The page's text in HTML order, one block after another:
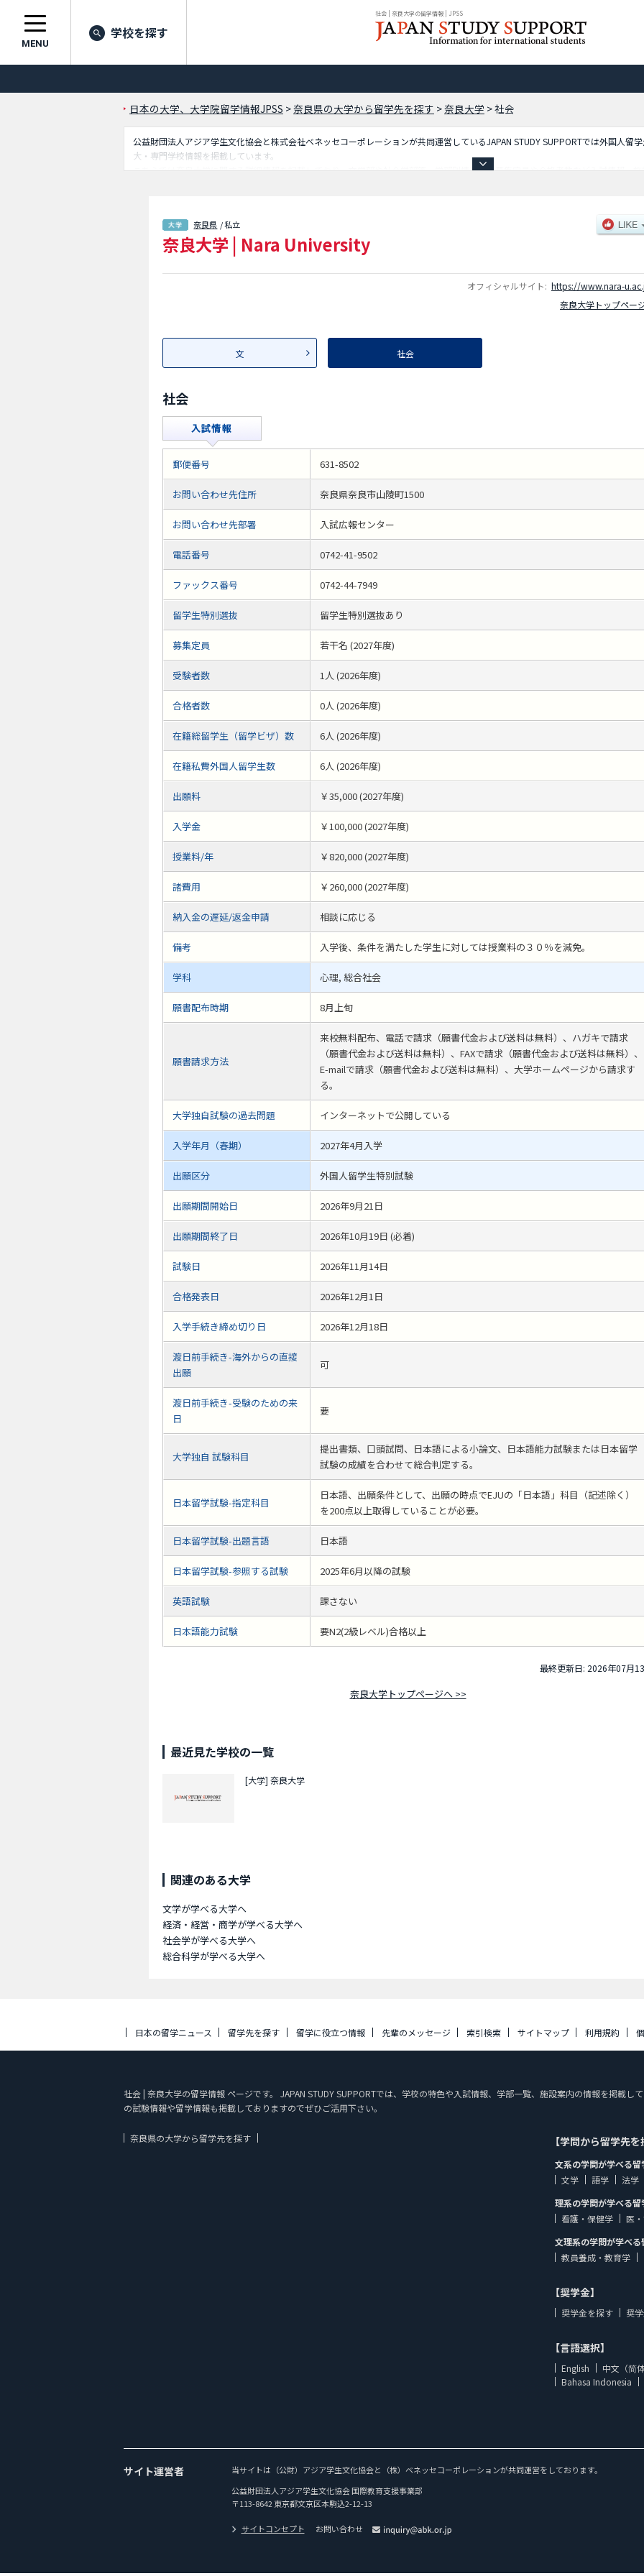
社会 | 奈良大学の留学情報 | JPSS
MENU
学校を探す
日本の大学、大学院留学情報JPSS >奈良県の大学から留学先を探す >奈良大学 >社会
公益財団法人アジア学生文化協会と株式会社ベネッセコーポレーションが共同運営しているJAPAN STUDY SUPPORTでは外国人留
大・専門学校情報を掲載しています。
こちらでは奈良大学に関する詳細情報を記載しており、文学部や社会学部等、学部別情報や、募集定員や合格者数など入試情報、
奈良県 / 私立
奈良大学 | Nara University
オフィシャルサイト: https://www.nara-
奈良大学トップペー
文 社会
社会
郵便番号 631-8502
お問い合わせ先住所 奈良県奈良市山陵町1500
お問い合わせ先部署 入試広報センター
電話番号 0742-41-9502
ファックス番号 0742-44-7949
留学生特別選抜 留学生特別選抜あり
募集定員 若干名 (2027年度)
受験者数 1人 (2026年度)
合格者数 0人 (2026年度)
在籍総留学生（留学ビザ）数 6人 (2026年度)
在籍私費外国人留学生数 6人 (2026年度)
出願料 ￥35,000 (2027年度)
入学金 ￥100,000 (2027年度)
授業料/年 ￥820,000 (2027年度)
諸費用 ￥260,000 (2027年度)
納入金の遅延/返金申請 相談に応じる
備考 入学後、条件を満たした学生に対しては授業料の３０％を減免。
学科 心理, 総合社会
願書配布時期 8月上旬
願書請求方法
来校無料配布、電話で請求（願書代金および送料は無料）、ハガキで請求
（願書代金および送料は無料）、FAXで請求（願書代金および送料は無料）、
E-mailで請求（願書代金および送料は無料）、大学ホームページから請求す
る。
大学独自試験の過去問題 インターネットで公開している
入学年月（春期） 2027年4月入学
出願区分 外国人留学生特別試験
出願期間開始日 2026年9月21日
出願期間終了日 2026年10月19日 (必着)
試験日 2026年11月14日
合格発表日 2026年12月1日
入学手続き締め切り日 2026年12月18日
渡日前手続き-海外からの直接
出願
可
渡日前手続き-受験のための来
日
要
大学独自 試験科目
提出書類、口頭試問、日本語による小論文、日本語能力試験または日本留学
試験の成績を合わせて総合判定する。
日本留学試験-指定科目
日本語、出願条件として、出願の時点でEJUの「日本語」科目（記述除く）
を200点以上取得していることが必要。
日本留学試験-出題言語 日本語
日本留学試験-参照する試験 2025年6月以降の試験
英語試験 課さない
日本語能力試験 要N2(2級レベル)合格以上
最終更新日: 2026年07月
奈良大学トップページへ >>
最近見た学校の一覧
[大学] 奈良大学
関連のある大学
文学が学べる大学へ
経済・経営・商学が学べる大学へ
社会学が学べる大学へ
総合科学が学べる大学へ
日本の留学ニュース 留学先を探す 留学に役立つ情報 先輩のメッセージ 索引検索 サイトマップ 利用規約
社会 | 奈良大学の留学情報 ページです。 JAPAN STUDY SUPPORTでは、学校の特色や入試情報、学部一覧、施設案内の情報を掲載し
の試験情報や留学情報も掲載しておりますのでぜひご活用下さい。
奈良県の大学から留学先を探す 【学問から留学先
文系の学問が学べる留
文学
語学
法学
理系の学問が学べる留
看護・保健学
医
文理系の学問が学べ
教員養成・教育学
【奨学金】
奨学金を探す 奨
【言語選択】
English
中文（简
Bahasa Indonesia
サイト運営者
当サイトは（公財）アジア学生文化協会と（株）ベネッセコーポレーションが共同運営をしております。
公益財団法人アジア学生文化協会 国際教育支援事業部
〒113-8642 東京都文京区本駒込2-12-13
サイトコンセプト お問い合わせ